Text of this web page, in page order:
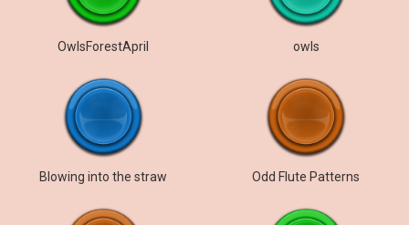
OwlsForestApril owls
Blowing into the straw Odd Flute Patterns